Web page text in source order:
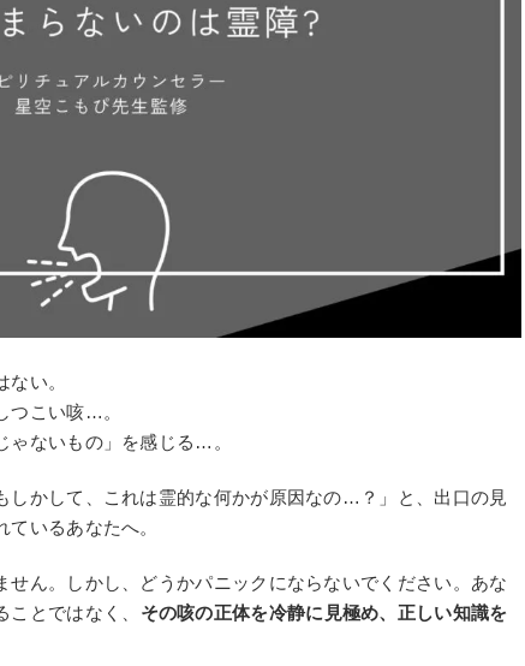
い。
つこい咳…。
ゃないもの」を感じる…。
しかして、これは霊的な何かが原因なの…？」と、出口の見
いるあなたへ。
せん。しかし、どうかパニックにならないでください。あな
とではなく、 その咳の正体を冷静に見極め、正しい知識を